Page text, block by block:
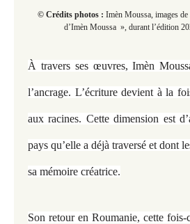
© Crédits photos : Imèn Moussa, images
d’Imèn Moussa », durantl’édition
À travers ses œuvres, Imèn
l’ancrage. L’écriture devient à la
aux racines. Cette dimension est
pays qu’elle a déjà traversé et dont
sa mémoire créatrice.
Son retour en Roumanie, cette